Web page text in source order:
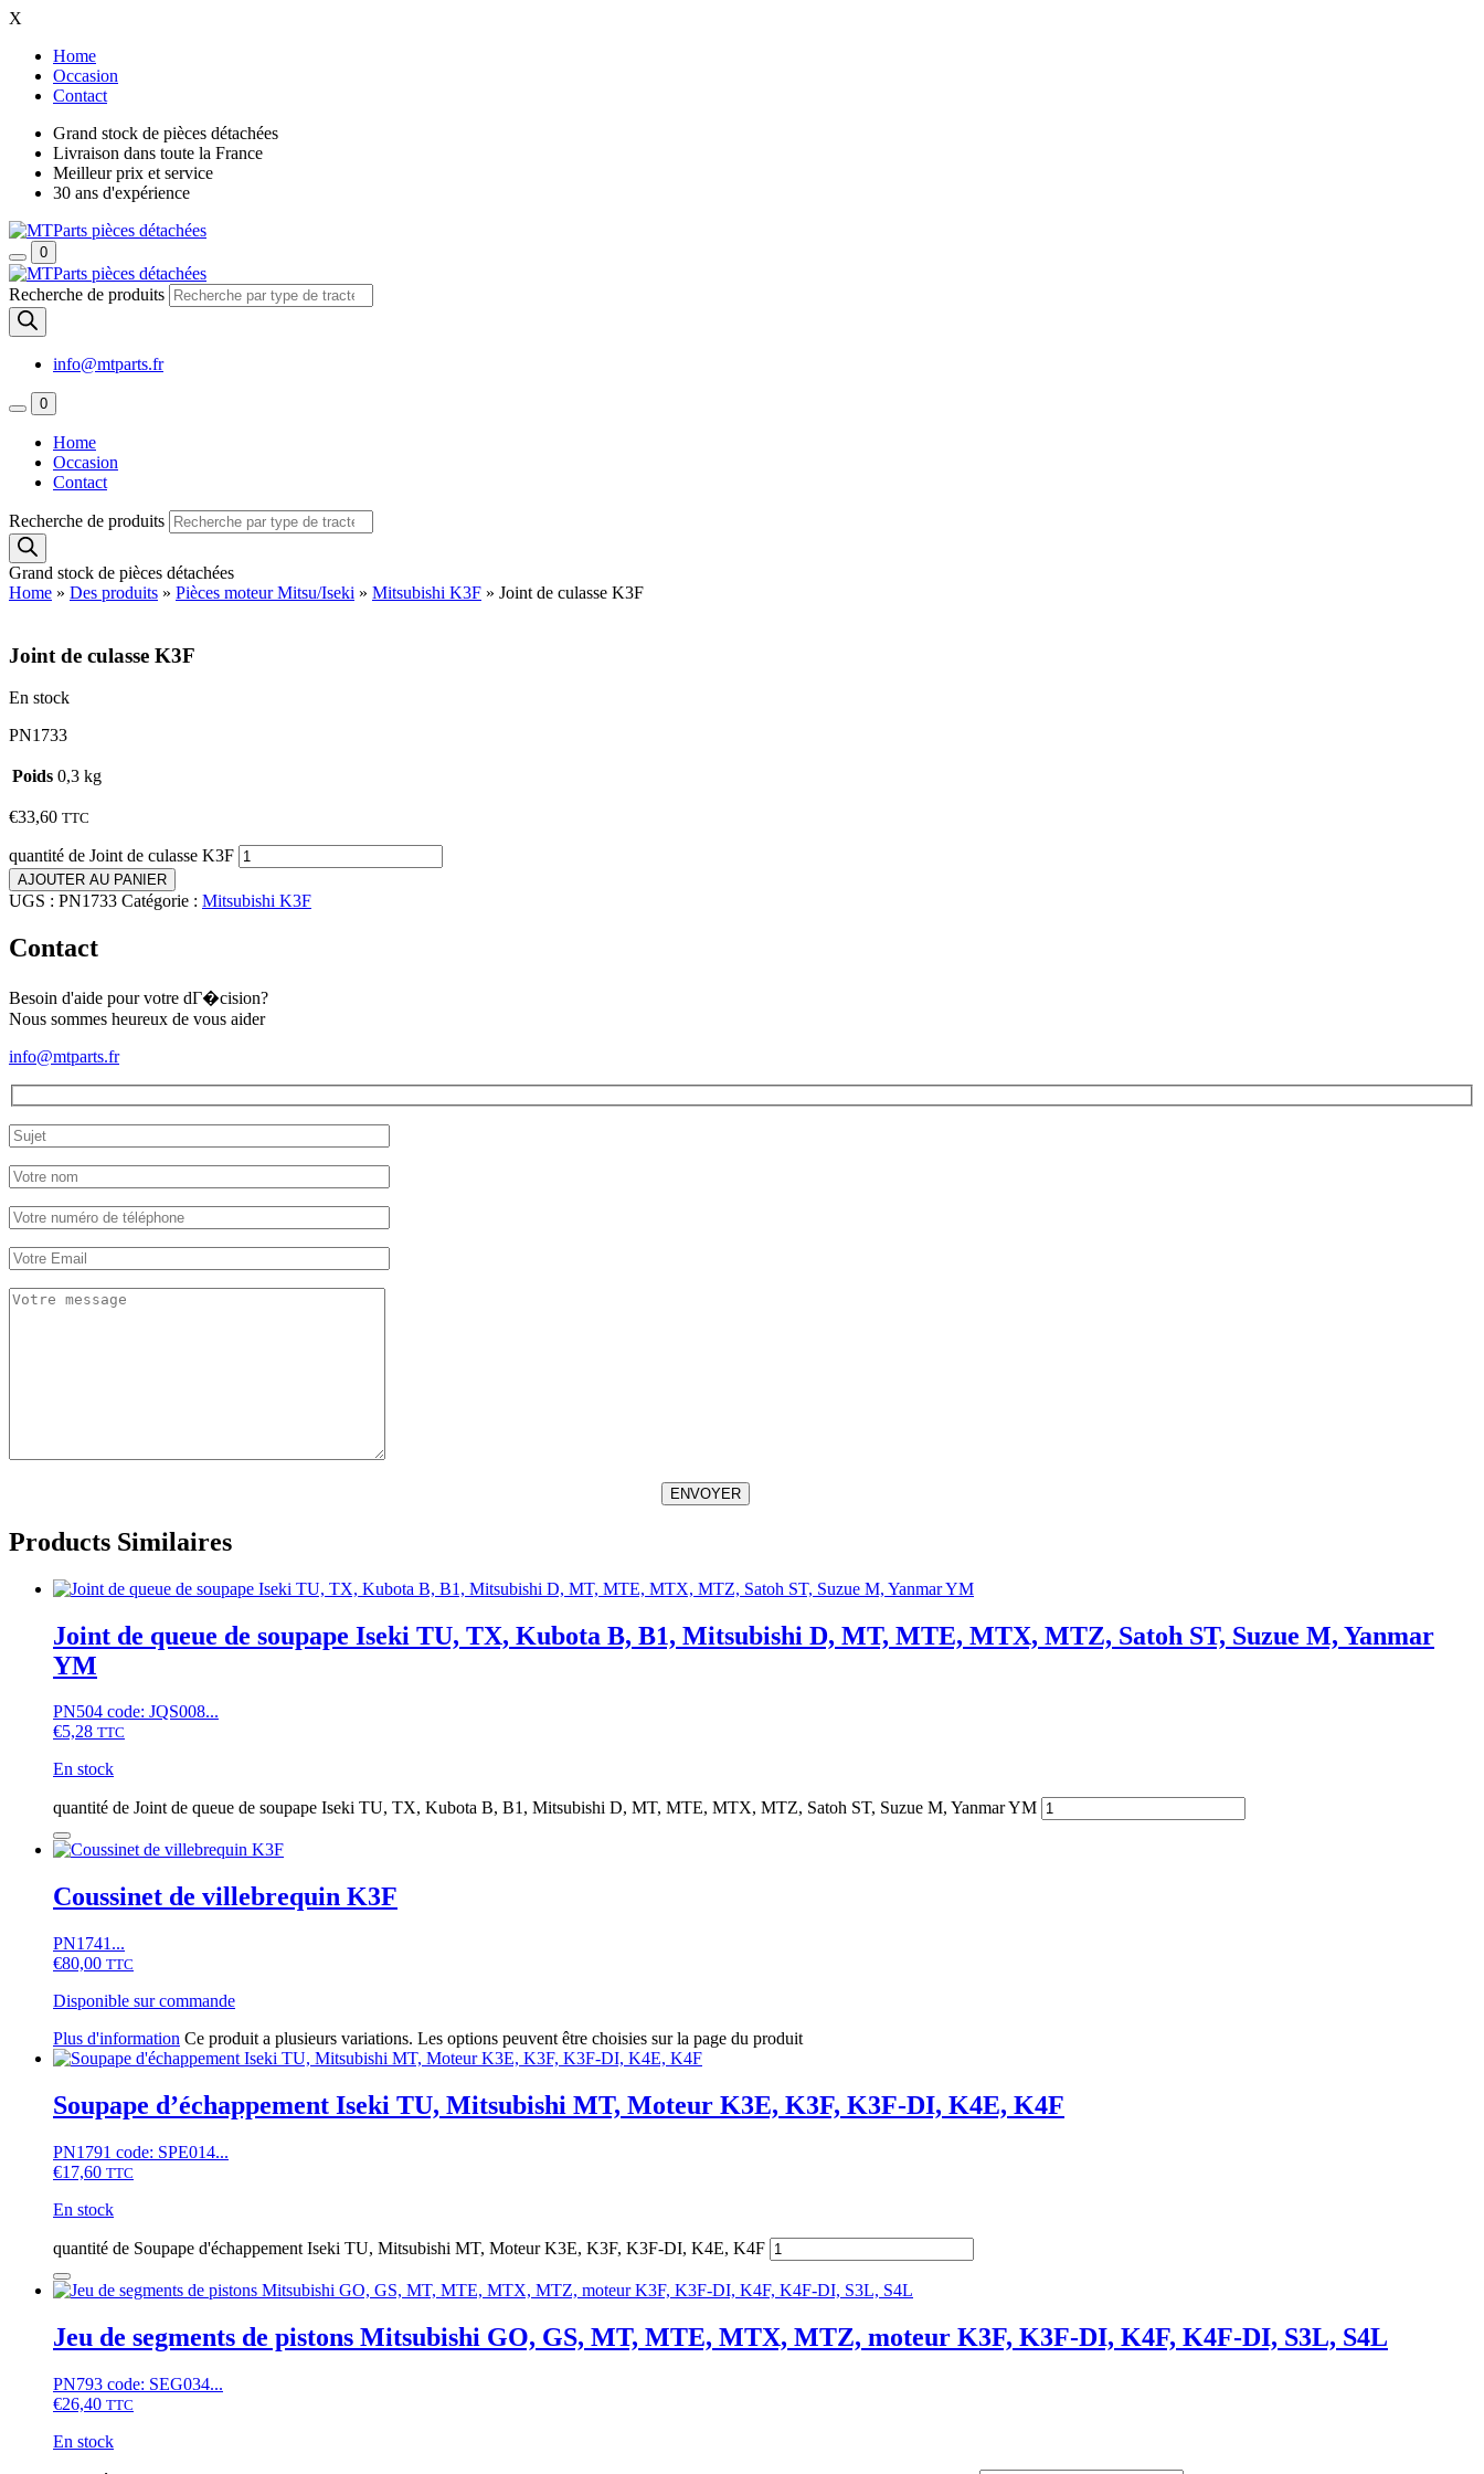
X
Home
Occasion
Contact
Grand stock de pièces détachées
Livraison dans toute la France
Meilleur prix et service
30 ans d'expérience
0
Recherche de produits
info@mtparts.fr
0
Home
Occasion
Contact
Recherche de produits
Grand stock de pièces détachées
Home » Des produits » Pièces moteur Mitsu/Iseki » Mitsubishi K3F » Joint de culasse K3F
Joint de culasse K3F
En stock
PN1733
Poids 0,3 kg
€33,60 TTC
quantité de Joint de culasse K3F
AJOUTER AU PANIER
UGS : PN1733 Catégorie : Mitsubishi K3F
Contact
Besoin d'aide pour votre dГ�cision?
Nous sommes heureux de vous aider
info@mtparts.fr
ENVOYER
Products Similaires
Joint de queue de soupape Iseki TU, TX, Kubota B, B1, Mitsubishi D, MT, MTE, MTX, MTZ, Satoh ST, Suzue M, Yanmar
YM
PN504 code: JQS008...
€5,28 TTC
En stock
quantité de Joint de queue de soupape Iseki TU, TX, Kubota B, B1, Mitsubishi D, MT, MTE, MTX, MTZ, Satoh ST, Suzue M, Yanmar YM
Coussinet de villebrequin K3F
PN1741...
€80,00 TTC
Disponible sur commande
Plus d'information Ce produit a plusieurs variations. Les options peuvent être choisies sur la page du produit
Soupape d’échappement Iseki TU, Mitsubishi MT, Moteur K3E, K3F, K3F-DI, K4E, K4F
PN1791 code: SPE014...
€17,60 TTC
En stock
quantité de Soupape d'échappement Iseki TU, Mitsubishi MT, Moteur K3E, K3F, K3F-DI, K4E, K4F
Jeu de segments de pistons Mitsubishi GO, GS, MT, MTE, MTX, MTZ, moteur K3F, K3F-DI, K4F, K4F-DI, S3L, S4L
PN793 code: SEG034...
€26,40 TTC
En stock